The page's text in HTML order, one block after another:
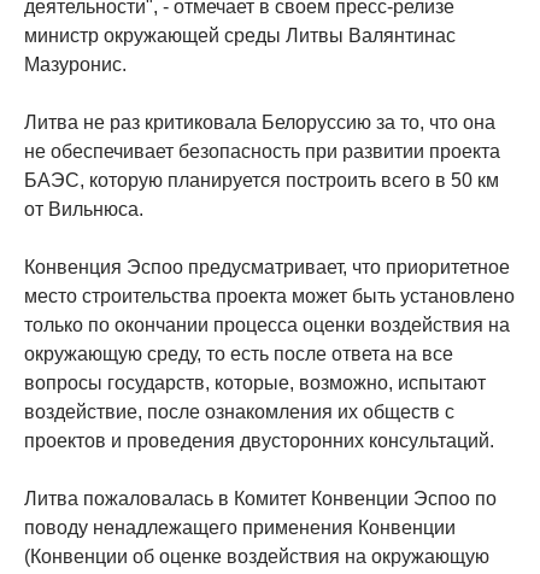
деятельности", - отмечает в своем пресс-релизе
министр окружающей среды Литвы Валянтинас
Мазуронис.
Литва не раз критиковала Белоруссию за то, что она
не обеспечивает безопасность при развитии проекта
БАЭС, которую планируется построить всего в 50 км
от Вильнюса.
Конвенция Эспоо предусматривает, что приоритетное
место строительства проекта может быть установлено
только по окончании процесса оценки воздействия на
окружающую среду, то есть после ответа на все
вопросы государств, которые, возможно, испытают
воздействие, после ознакомления их обществ с
проектов и проведения двусторонних консультаций.
Литва пожаловалась в Комитет Конвенции Эспоо по
поводу ненадлежащего применения Конвенции
(Конвенции об оценке воздействия на окружающую